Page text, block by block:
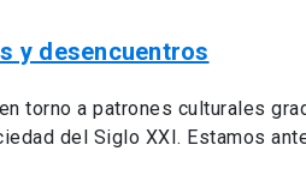
y desencuentros
torno a patrones culturales
del Siglo XXI. Estamos